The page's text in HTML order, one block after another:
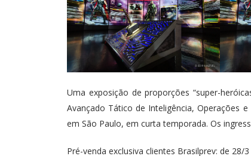
Uma exposição de proporções “super-
Avançado Tático de Inteligência, Operações
em São Paulo, em curta temporada. Os
Pré-venda exclusiva clientes Brasilprev: de 28/